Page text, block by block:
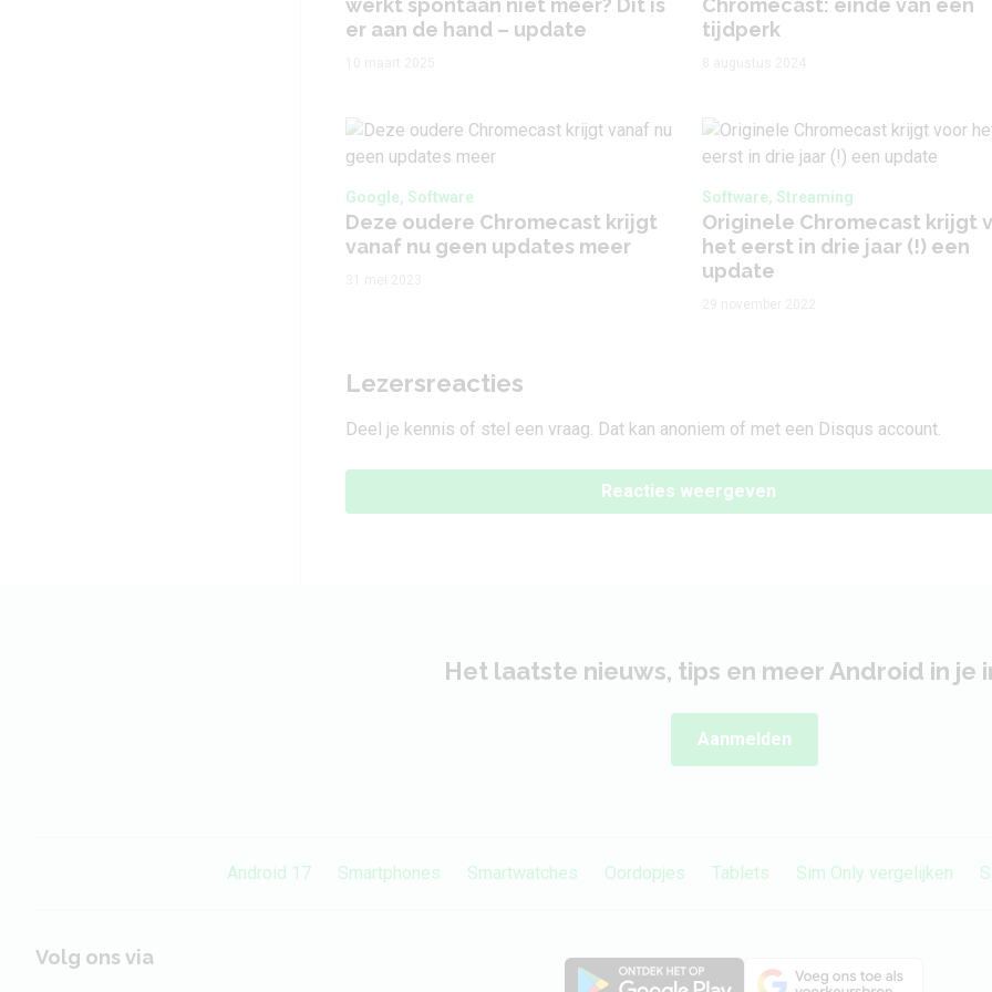
werkt spontaan niet meer? Dit is
er aan de hand – update
Chromecast: einde van een
tijdperk
Google, Software
Deze oudere Chromecast krijgt
vanaf nu geen updates meer
Software, Streaming
Originele Chromecast krijgt
het eerst in drie jaar (!) een
update
Lezersreacties
Deel je kennis of stel een vraag. Dat kan anoniem of met een Disqus account.
Reacties weergeven
Het laatste nieuws, tips en meer Android in je
Aanmelden
Android 17 Smartphones Smartwatches Oordopjes Tablets Sim Only vergelijken
Volg ons via